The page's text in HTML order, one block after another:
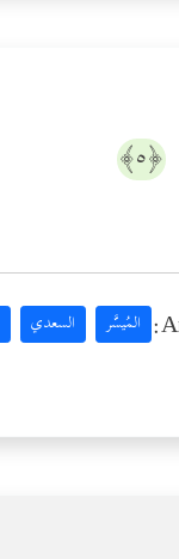
﴿٥﴾
المُيسَّر السعدي